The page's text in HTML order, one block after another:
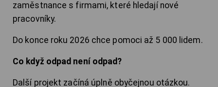
zaměstnance s firmami, které hledají nové
pracovníky.
Do konce roku 2026 chce pomoci až 5 000 lidem.
Co když odpad není odpad?
Další projekt začíná úplně obyčejnou otázkou.